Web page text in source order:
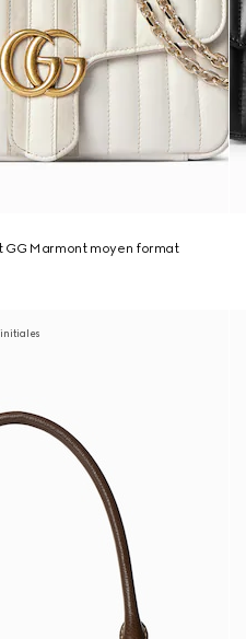
GG Marmont moyen format
initiales